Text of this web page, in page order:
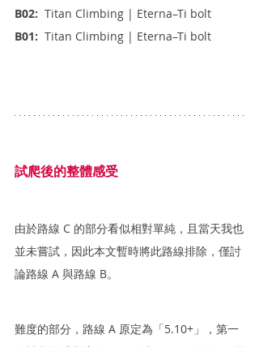
B02:
  Titan Climbing | Eterna–Ti bolt
B01:
  Titan Climbing | Eterna–Ti bolt
試爬後的整體感受
由於路線 C 的部分看似相對單純，且當天我也
並未嘗試，因此本文暫時將此路線排除，僅討
論路線 A 與路線 B。
難度的部分，路線 A 原定為「5.10+」，第一